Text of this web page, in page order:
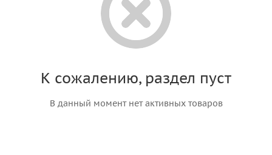
К сожалению, раздел пуст
В данный момент нет активных товаров